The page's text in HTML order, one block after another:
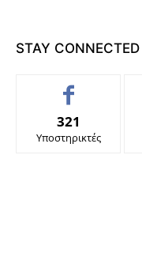
STAY CONNECTED
321
Υποστηρικτές